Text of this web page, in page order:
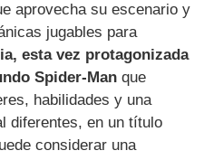
aprovecha su escenario y
jugables para
esta vez protagonizada
Spider-Man que
habilidades y una
diferentes, en un título
considerar una